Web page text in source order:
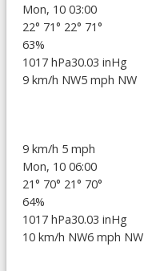
Mon, 10 03:00
22° 71° 22° 71°
63%
1017 hPa30.03 inHg
9 km/h NW5 mph NW
9 km/h 5 mph
Mon, 10 06:00
21° 70° 21° 70°
64%
1017 hPa30.03 inHg
10 km/h NW6 mph NW